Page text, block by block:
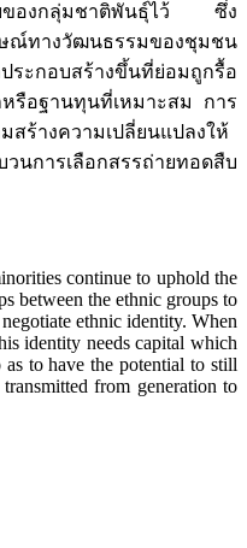
ายของกลุ่มชาติพันธุ์ไว้ ซึ่ง
ณ์ทางวัฒนธรรมของชุมชน
ะกอบสร้างขึ้นที่ย่อมถูกรื้อ
รือฐานทุนที่เหมาะสม การ
สร้างความเปลี่ยนแปลงให้
นการเลือกสรรถ่ายทอดสืบ
continue to uphold the
between the ethnic groups to
ethnic identity. When
identity needs capital which
to have the potential to still
from generation to